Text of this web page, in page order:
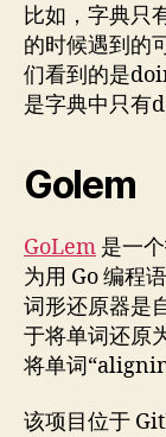
比如，字典只
的时候遇到的
们看到的是
是字典中只有
Golem
GoLem 是一
为用 Go 编程
词形还原器是
于将单词还原
将单词
该项目位于